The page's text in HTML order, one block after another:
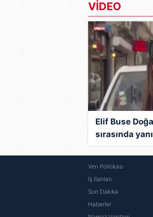
VİDEO
Elif Buse
sırasında
isteği
Veri Politikası
İş İlanları
Son Dakika
Haberler